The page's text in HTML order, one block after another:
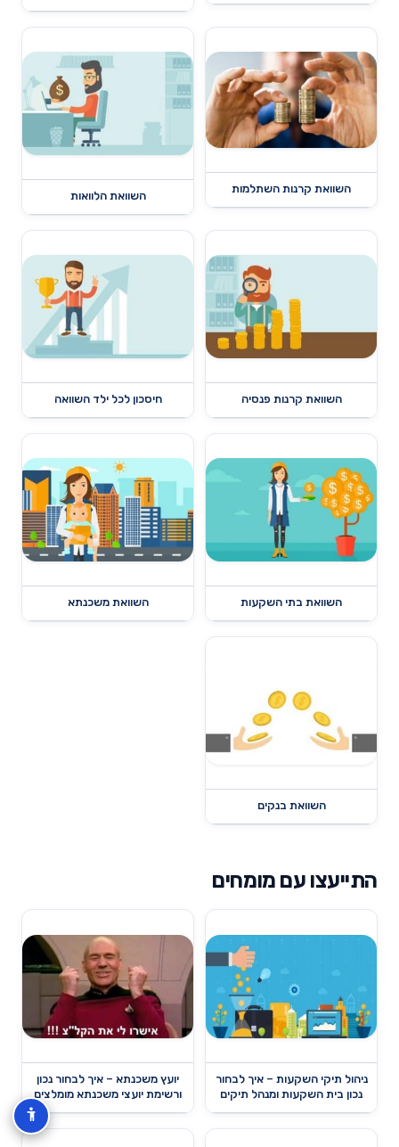
השוואת קרנות השתלמות
השוואת הלוואות
השוואת קרנות פנסיה חיסכון לכל ילד השוואה
השוואת בתי השקעות השוואת משכנתא
השוואת בנקים
התייעצו עם מומחים
ניהול תיקי השקעות – איך לבחור
נכון בית השקעות ומנהל תיקים
יועץ משכנתא – איך לבחור נכון
ורשימת יועצי משכנתא מומלצים